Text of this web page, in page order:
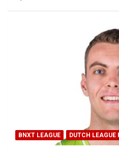
BNXT LEAGUE DUTCH